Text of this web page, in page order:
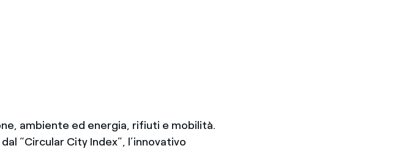
ambiente ed energia, rifiuti e mobilità.
“Circular City Index”, l’innovativo